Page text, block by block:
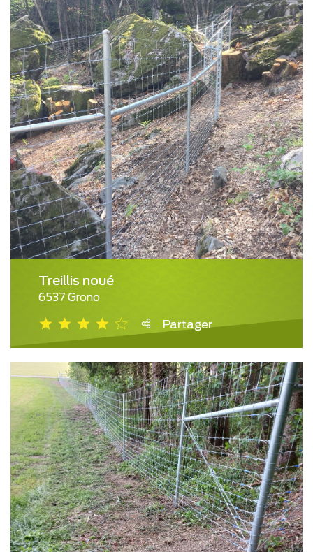
Treillis noué
6537 Grono
Partager